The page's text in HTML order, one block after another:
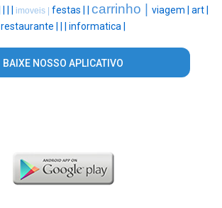
imoveis | festas | carrinho | viagem | art |
restaurante |
informatica |
BAIXE NOSSO APLICATIVO